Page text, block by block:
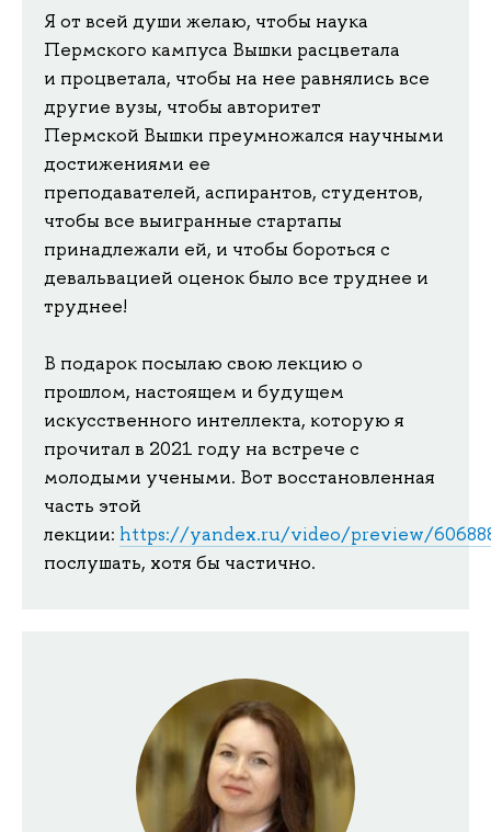
Я от всей души желаю, чтобы наука
Пермского кампуса Вышки расцветала
и процветала, чтобы на нее равнялись все
другие вузы, чтобы авторитет
Пермской Вышки преумножался научными
достижениями ее
преподавателей, аспирантов, студентов,
чтобы все выигранные стартапы
принадлежали ей, и чтобы бороться с
девальвацией оценок было все труднее и
труднее!
В подарок посылаю свою лекцию о
прошлом, настоящем и будущем
искусственного интеллекта, которую я
прочитал в 2021 году на встрече с
молодыми учеными. Вот восстановленная
часть этой
лекции: https://yandex.ru/video/preview/
послушать, хотя бы частично.